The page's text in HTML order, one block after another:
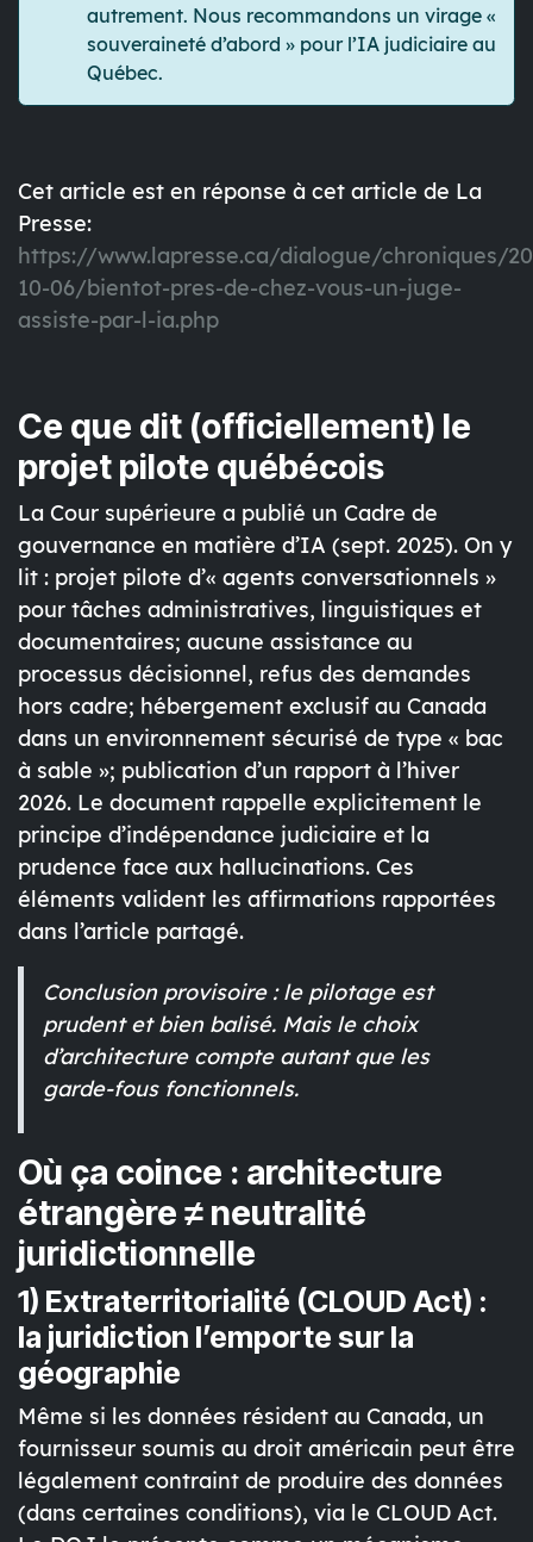
autrement. Nous recommandons un virage «
souveraineté d’abord » pour l’IA judiciaire au
Québec.
Cet article est en réponse à cet article de La
Presse:
https://www.lapresse.ca/dialogue/chroniques/
10-06/bientot-pres-de-chez-vous-un-juge-
assiste-par-l-ia.php
Ce que dit (officiellement) le
projet pilote québécois
La Cour supérieure a publié un Cadre de
gouvernance en matière d’IA (sept. 2025). On y
lit : projet pilote d’« agents conversationnels »
pour tâches administratives, linguistiques et
documentaires; aucune assistance au
processus décisionnel, refus des demandes
hors cadre; hébergement exclusif au Canada
dans un environnement sécurisé de type « bac
à sable »; publication d’un rapport à l’hiver
2026. Le document rappelle explicitement le
principe d’indépendance judiciaire et la
prudence face aux hallucinations. Ces
éléments valident les affirmations rapportées
dans l’article partagé.
Conclusion provisoire : le pilotage est
prudent et bien balisé. Mais le choix
d’architecturecompte autant que les
garde-fous fonctionnels.
Où ça coince : architecture
étrangère ≠ neutralité
juridictionnelle
1) Extraterritorialité (CLOUD Act) :
la juridiction l’emporte sur la
géographie
Même si les données résident au Canada, un
fournisseur soumis au droit américain peut être
légalement contraint de produire des données
(dans certaines conditions), via le CLOUD Act.